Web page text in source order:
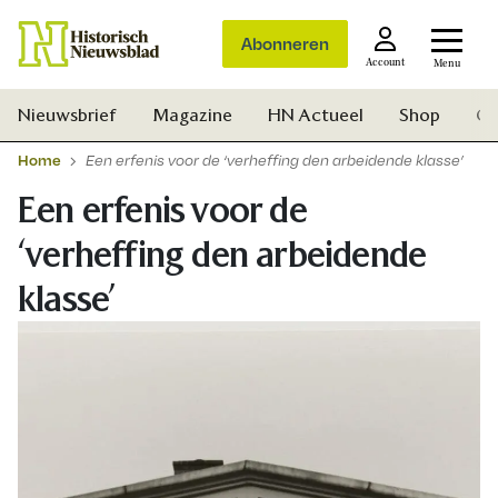
Abonneren
Account Menu
Zoek
Nieuwsbrief Magazine HN Actueel Shop
Home Een erfenis voor de ‘verheffing den arbeidende klasse’
Een erfenis voor de
‘verheffing den arbeidende
klasse’